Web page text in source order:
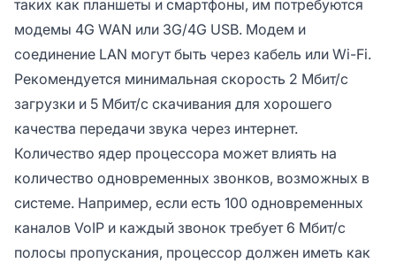
таких как планшеты и смартфоны, им потребуются
модемы 4G WAN или 3G/4G USB. Модем и
соединение LAN могут быть через кабель или Wi-Fi.
Рекомендуется минимальная скорость 2 Мбит/с
загрузки и 5 Мбит/с скачивания для хорошего
качества передачи звука через интернет.
Количество ядер процессора может влиять на
количество одновременных звонков, возможных в
системе. Например, если есть 100 одновременных
каналов VoIP и каждый звонок требует 6 Мбит/с
полосы пропускания, процессор должен иметь как